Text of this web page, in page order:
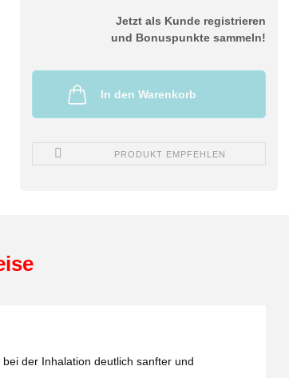
Jetzt als Kunde registrieren
und Bonuspunkte sammeln!
In den Warenkorb
PRODUKT EMPFEHLEN
der Inhalation deutlich sanfter und